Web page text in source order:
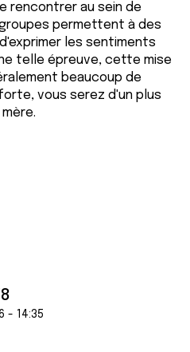
rencontrer au sein de
permettent à des
les sentiments
telle épreuve, cette mise
beaucoup de
vous serez d'un plus
- 14:35